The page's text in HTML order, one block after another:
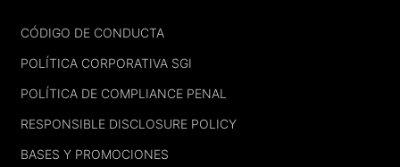
FOOTER
CÓDIGO DE CONDUCTA
POLÍTICA CORPORATIVA SGI
POLÍTICA DE COMPLIANCE PENAL
RESPONSIBLE DISCLOSURE POLICY
BASES Y PROMOCIONES